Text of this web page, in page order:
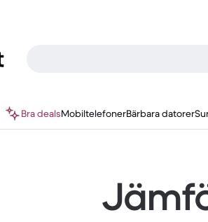
Bra dealsMobiltelefonerBärbara datorer